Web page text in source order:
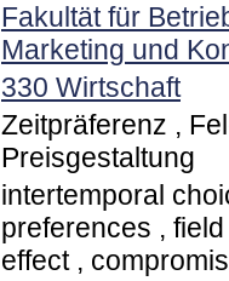
Fakultät für
Marketing und
330 Wirtschaft
Zeitpräferenz ,
Preisgestaltung
intertemporal
preferences ,
effect ,